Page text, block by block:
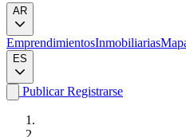
AR
EmprendimientosInmobiliarias
ES
PublicarRegistrarse